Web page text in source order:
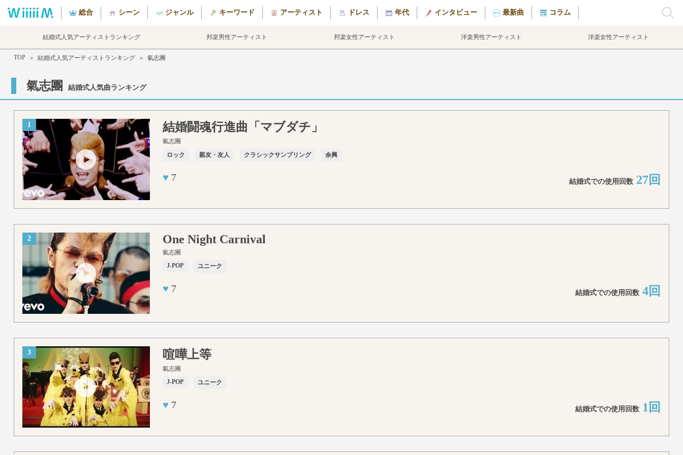
総合 シーン ジャンル キーワード アーティスト ドレス 年代 インタビュー 最新曲 コラム
結婚式人気アーティストランキング 邦楽男性アーティスト 邦楽女性アーティスト 洋楽男性アーティスト 洋楽女性アーティスト
TOP ＞ 結婚式人気アーティストランキング ＞ 氣志團
氣志團 結婚式人気曲ランキング
1 結婚闘魂行進曲「マブダチ」
氣志團
ロック
親友・友人 クラシックサンプリング 余興
♥ 7 結婚式での使用回数 27回
2 One Night Carnival
氣志團
J-POP
ユニーク
♥ 7 結婚式での使用回数 4回
3 喧嘩上等
氣志團
J-POP
ユニーク
♥ 7 結婚式での使用回数 1回